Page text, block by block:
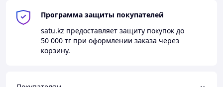
Программа защиты покупателей
satu.kz предоставляет защиту покупок до
50 000 тг при оформлении заказа через
корзину.